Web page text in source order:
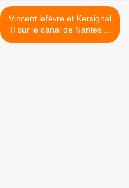
Vincent lefèvre et Kersignal
II sur le canal de Nantes à
Brest et le Blavet navigable